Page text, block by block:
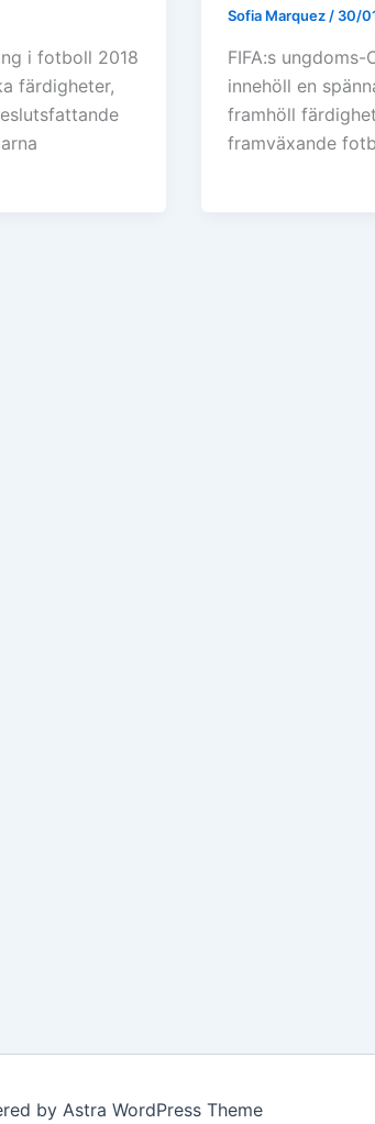
i fotboll 2018
färdigheter,
Sofia Marquez/ 30/
FIFA:s
innehöll en
framhöll
framväxande
by Astra WordPress Theme